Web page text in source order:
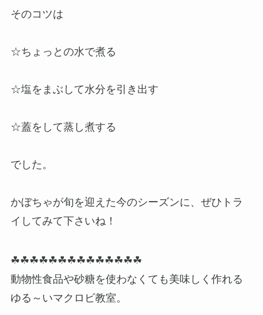
そのコツは
☆ちょっとの水で煮る
☆塩をまぶして水分を引き出す
☆蓋をして蒸し煮する
でした。
かぼちゃが旬を迎えた今のシーズンに、ぜひトラ
イしてみて下さいね！
☘☘☘☘☘☘☘☘☘☘☘☘☘☘
動物性食品や砂糖を使わなくても美味しく作れる
ゆる～いマクロビ教室。